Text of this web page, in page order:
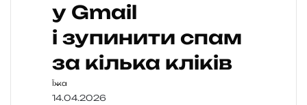
у Gmail
і зупинити спам
за кілька кліків
Їжа
14.04.2026